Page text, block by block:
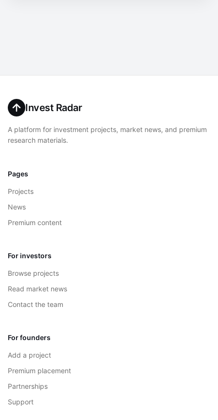
Invest Radar
A platform for investment projects, market news, and premium
research materials.
Pages
Projects
News
Premium content
For investors
Browse projects
Read market news
Contact the team
For founders
Add a project
Premium placement
Partnerships
Support